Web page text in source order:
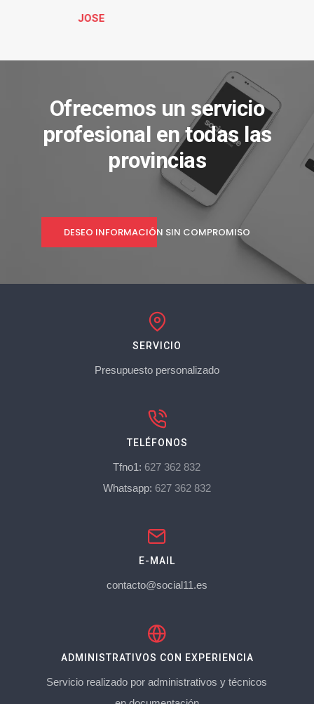
JOSE
Ofrecemos un servicio
profesional en todas las
provincias
DESEO INFORMACIÓN SIN COMPROMISO
SERVICIO
Presupuesto personalizado
TELÉFONOS
Tfno1: 627 362 832
Whatsapp: 627 362 832
E-MAIL
contacto@social11.es
ADMINISTRATIVOS CON EXPERIENCIA
Servicio realizado por administrativos y técnicos